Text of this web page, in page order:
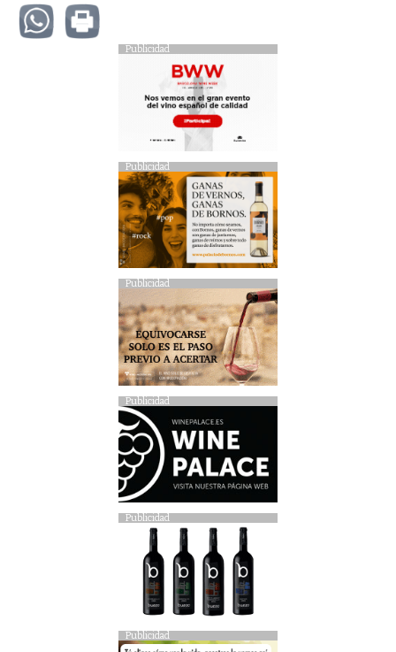
Publicidad
Publicidad
Publicidad
Publicidad
Publicidad
Publicidad